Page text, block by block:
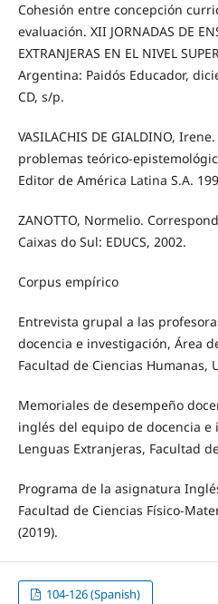
Cohesión entre concepción
evaluación. XII JORNADAS DE
EXTRANJERAS EN EL NIVEL
Argentina: Paidós Educador,
CD, s/p.
VASILACHIS DE GIALDINO,
problemas teórico-
Editor de América Latina S.A.
ZANOTTO, Normelio.
Caixas do Sul: EDUCS, 2002.
Corpus empírico
Entrevista grupal a las
docencia e investigación, Área
Facultad de Ciencias Humanas,
Memoriales de desempeño
inglés del equipo de docencia e
Lenguas Extranjeras, Facultad
Programa de la asignatura
Facultad de Ciencias Físico-
(2019).
104-126 (Spanish)